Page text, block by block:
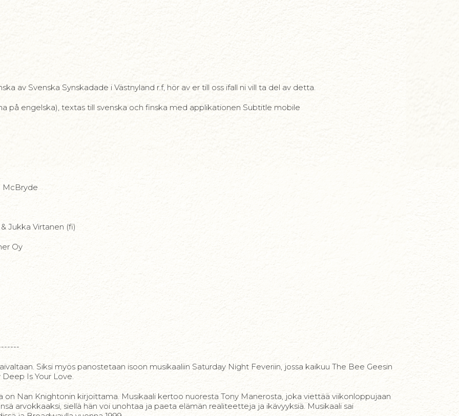
av Svenska Synskadade i Västnyland r.f, hör av er till oss ifall ni vill ta del av detta.
på engelska), textas till svenska och finska med applikationen Subtitle mobile
McBryde
Jukka Virtanen (fi)
Oy
Siksi myös panostetaan isoon musikaaliin Saturday Night Feveriin, jossa kaikuu The Bee Geesin
Is Your Love.
on Nan Knightonin kirjoittama. Musikaali kertoo nuoresta Tony Manerosta, joka viettää viikonloppujaan
arvokkaaksi, siellä hän voi unohtaa ja paeta elämän realiteetteja ja ikävyyksiä. Musikaali sai